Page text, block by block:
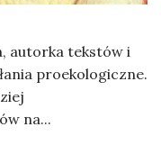
autorka tekstów i
proekologiczne.
na...